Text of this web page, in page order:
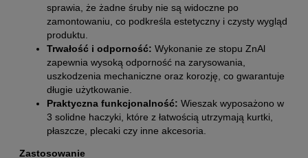
sprawia, że żadne śruby nie są widoczne po
zamontowaniu, co podkreśla estetyczny i czysty wygląd
produktu.
Trwałość i odporność: Wykonanie ze stopu ZnAl
zapewnia wysoką odporność na zarysowania,
uszkodzenia mechaniczne oraz korozję, co gwarantuje
długie użytkowanie.
Praktyczna funkcjonalność: Wieszak wyposażono w
3 solidne haczyki, które z łatwością utrzymają kurtki,
płaszcze, plecaki czy inne akcesoria.
Zastosowanie